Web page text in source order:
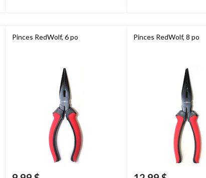
Pinces RedWolf, 6 po Pinces RedWolf, 8 po